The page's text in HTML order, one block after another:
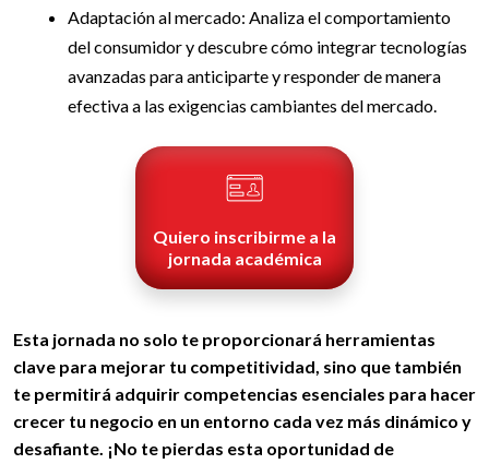
Adaptación al mercado: Analiza el comportamiento
del consumidor y descubre cómo integrar tecnologías
avanzadas para anticiparte y responder de manera
efectiva a las exigencias cambiantes del mercado.
Quiero inscribirme a la
jornada académica
Esta jornada no solo te proporcionará herramientas
clave para mejorar tu competitividad, sino que también
te permitirá adquirir competencias esenciales para hacer
crecer tu negocio en un entorno cada vez más dinámico y
desafiante. ¡No te pierdas esta oportunidad de